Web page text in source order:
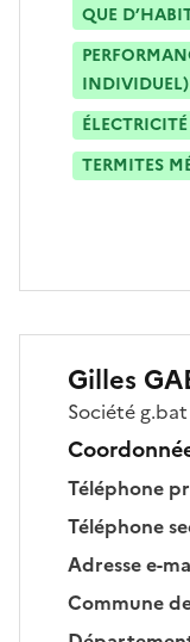
QUE
INDIVIDUEL)
ÉLECTRICITÉ
TERMITES
Gilles
Société g.bat
Téléphone
Téléphone
Adresse e-
Commune